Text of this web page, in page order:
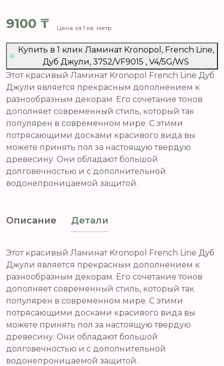
9100 ₸ Цена за 1 кв. метр
Купить в 1 клик Ламинат Kronopol, French Line,
Дуб Джули, 3752/VF9015 , V4/5G/WS
Этот красивый Ламинат Kronopol French Line Дуб
Джули является прекрасным дополнением к
разнообразным декорам. Его сочетание тонов
дополняет современный стиль, который так
популярен в современном мире. С этими
потрясающими досками красивого вида вы
можете принять пол за настоящую твердую
древесину. Они обладают большой
долговечностью и с дополнительной
водонепроницаемой защитой.
Описание Детали
Этот красивый Ламинат Kronopol French Line Дуб
Джули является прекрасным дополнением к
разнообразным декорам. Его сочетание тонов
дополняет современный стиль, который так
популярен в современном мире. С этими
потрясающими досками красивого вида вы
можете принять пол за настоящую твердую
древесину. Они обладают большой
долговечностью и с дополнительной
водонепроницаемой защитой.